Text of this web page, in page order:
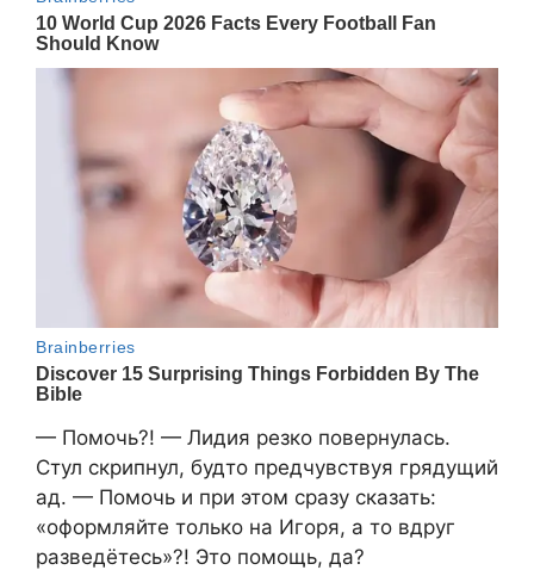
— Помочь?! — Лидия резко повернулась.
Стул скрипнул, будто предчувствуя грядущий
ад. — Помочь и при этом сразу сказать:
«оформляйте только на Игоря, а то вдруг
разведётесь»?! Это помощь, да?